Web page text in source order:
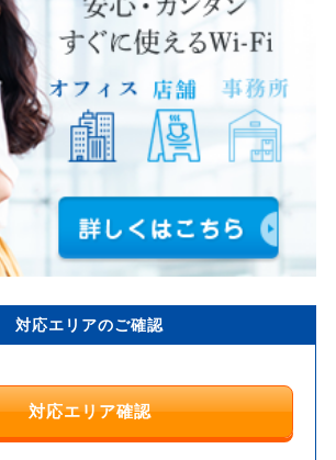
対応エリアのご確認
対応エリア確認